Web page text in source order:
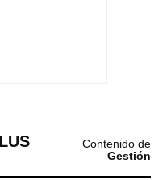
Contenido de
Gestión